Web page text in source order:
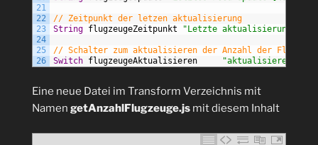
21
22
23
24
25
26
// Zeitpunkt der letzen aktualisierung
String flugzeugeZeitpunkt "Letzte aktualisierung
// Schalter zum aktualisieren der Anzahl der
Switch flugzeugeAktualisieren "aktualisieren"
Eine neue Datei im Transform Verzeichnis mit
Namen getAnzahlFlugzeuge.js mit diesem Inhalt